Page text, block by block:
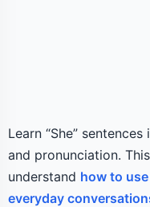
Learn “She”
and pronunciation.
understand how to
everyday